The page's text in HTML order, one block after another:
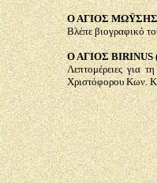
Ο ΑΓΙΟΣ ΜΩΫΣΗΣ
Βλέπε βιογραφικό
Ο ΑΓΙΟΣ BIRINUS
Λεπτομέρειες για
Χριστόφορου Κων.